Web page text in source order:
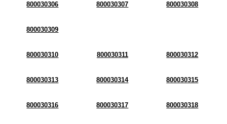
800030306 800030307 800030308
800030309
800030310 800030311 800030312
800030313 800030314 800030315
800030316 800030317 800030318